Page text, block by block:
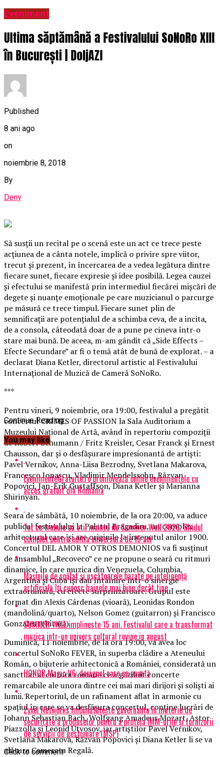
Eveniment
Ultima săptămână a Festivalului SoNoRo XIII
în București | DoljAZI
Published
8 ani ago
on
noiembrie 8, 2018
By
Deny
Să susţii un recital pe o scenă este un act ce trece peste
acţiunea de a cânta notele, implică o privire spre viitor,
trecut şi prezent, în încercarea de a vedea legătura dintre
fiecare sunet, fiecare expresie şi idee posibilă. Legea cauzei
şi efectului se manifestă prin intermediul fiecărei mişcări de
degete şi nuanţe emoţionale pe care muzicianul o parcurge
pe măsură ce trece timpul. Fiecare sunet plin de
semnificaţii are potenţialul de a schimba ceva, de a incita,
de a consola, câteodată doar de a pune pe cineva într-o
stare mai bună.De aceea, m-am gândit că „Side Effects –
Efecte Secundare” ar fi o temă atât de bună de explorat. – a
declarat Diana Ketler, directorul artistic al Festivalului
Internaţional de Muzică de Cameră SoNoRo.
***
Pentru vineri, 9 noiembrie, ora 19:00, festivalul a pregătit
concertul CRIMES OF PASSION la Sala Auditorium a
Muzeului Naţional de Artă, având în repertoriu compoziţii
de Robert Schumann / Fritz Kreisler, Cesar Franck şi Ernest
Chausson, dar şi o desfăşurare impresionantă de artişti:
Pavel Vernikov, Anna-Liisa Bezrodny, Svetlana Makarova,
Francesco Ionaşcu, Vladimir Mendelssohn, Răzvan
Popovici, Jan-Erik Gustaffson, Diana Ketler şi Marianna
Shirinyan.
Seara de sâmbătă, 10 noiembrie, de la ora 20:00, va aduce
publicul festivalului la Palatul Bragadiru, un complex
arhitectural care îşi are originile la începutul anilor 1900.
Concertul DEL AMOR Y OTROS DEMONIOS va fi susţinut
de ansamblul „Recoveco” ce ne propune o seară cu ritmuri
dinamice, în care muzica din Venezuela, Columbia,
Argentina şi Cuba îşi dau întâlnire într-o sinergie
extraordinară, cu efecte surprinzătoare. Grupul este
format din Alexis Cárdenas (vioară), Leonidas Rondon
(mandolină/quarto), Nelson Gomez (guitarron) şi Francisco
Gonzales (chitară).
Duminică, 11 noiembrie, de la ora 19:00, va avea loc
concertul SoNoRo FEVER, în superba clădire a Ateneului
Român, o bijuterie arhitectonică a României, considerată un
sanctuar al culturii române ce a găzduit concerte
remarcabile ale unora dintre cei mai mari dirijori şi solişti ai
lumii. Repertoriul, de un rafinament aflat în armonie cu
spaţiul în care se va desfăşura concertul, conţine lucrări de
Johann Sebastian Bach, Wolfgang Amadeus Mozart, Astor
Piazzolla şi Leonid Utyosov, iar artiştilor Pavel Vernikov,
Svetlana Makarova, Răzvan Popovici şi Diana Ketler li se va
alătura Camerata Regală.
Continue Reading
You may like
EvenimenteGratuite.ro promovează online evenimentele cu
acces gratuit din România
Tot ce trebuie sa stii inainte de Summer Well 2026. Ghidul
complet pentru editia aniversara de 15 ani
Mașinile de spălat și uscătoarele bazate pe inteligență
artificială îți cunosc hainele mai bine decât tine
SUMMER WELL implineste 15 ani. Festivalul care a transformat
muzica intr-un univers cultural revine in august
HONOR Magic V6: designul care se poartă
Zyxel Networks îmbunătățește guvernanța în materie de
securitate a produselor pentru a proteja IMM-urile și furnizorii
de servicii de gestionare (MSP)
Click to comment